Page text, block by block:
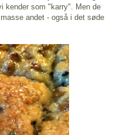
kender som "karry". Men de
andet - også i det søde